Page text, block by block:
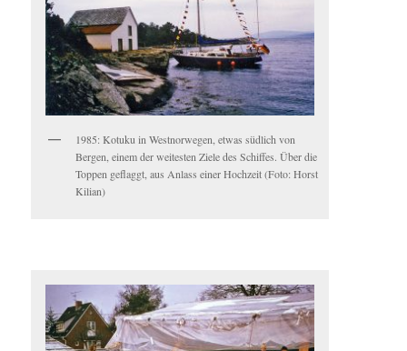
1985: Kotuku in Westnorwegen, etwas südlich von
Bergen, einem der weitesten Ziele des Schiffes. Über die
Toppen geflaggt, aus Anlass einer Hochzeit (Foto: Horst
Kilian)